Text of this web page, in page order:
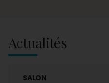
Actualités
SALON